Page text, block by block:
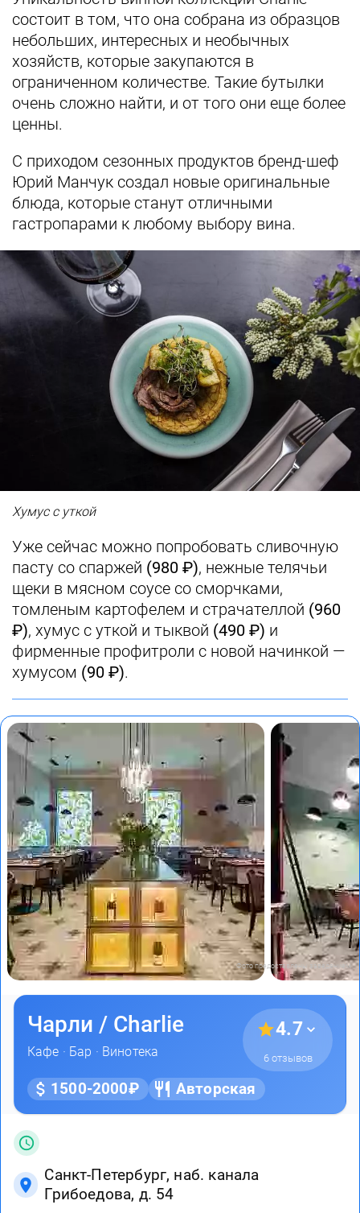
состоит в том, что она собрана из образцов
небольших, интересных и необычных
хозяйств, которые закупаются в
ограниченном количестве. Такие бутылки
очень сложно найти, и от того они еще более
ценны.
С приходом сезонных продуктов бренд-шеф
Юрий Манчук создал новые оригинальные
блюда, которые станут отличными
гастропарами к любому выбору вина.
Хумус с уткой
Уже сейчас можно попробовать сливочную
пасту со спаржей (980 ₽), нежные телячьи
щеки в мясном соусе со сморчками,
томленым картофелем и страчателлой (960
₽), хумус с уткой и тыквой (490 ₽) и
фирменные профитроли с новой начинкой —
хумусом (90 ₽).
Фото предоставлены заведением
Чарли / Charlie
Кафе · Бар · Винотека
4.7
6 отзывов
1500-2000₽ Авторская
Санкт-Петербург, наб. канала
Грибоедова, д. 54